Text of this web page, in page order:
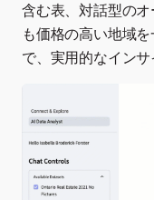
含む表、対話型の
も価格の高い地域
で、実用的なインサ